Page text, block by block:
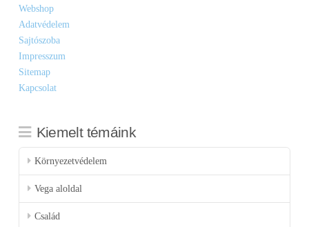
Webshop
Adatvédelem
Sajtószoba
Impresszum
Sitemap
Kapcsolat
Kiemelt témáink
Környezetvédelem
Vega aloldal
Család